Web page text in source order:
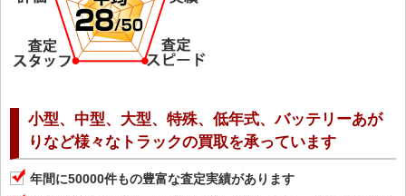
小型、中型、大型、特殊、低年式、バッテリーあが
りなど様々なトラックの買取を承っています
年間に50000件もの豊富な査定実績があります